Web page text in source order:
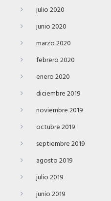
julio 2020
junio 2020
marzo 2020
febrero 2020
enero 2020
diciembre 2019
noviembre 2019
octubre 2019
septiembre 2019
agosto 2019
julio 2019
junio 2019